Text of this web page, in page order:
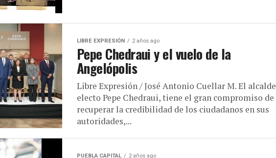
LIBRE EXPRESIÓN 2 años ago
Pepe Chedraui y el vuelo de la
Angelópolis
Libre Expresión / José Antonio Cuellar M. El alcalde
electo Pepe Chedraui, tiene el gran compromiso de
recuperar la credibilidad de los ciudadanos en sus
autoridades,...
PUEBLA CAPITAL 2 años ago